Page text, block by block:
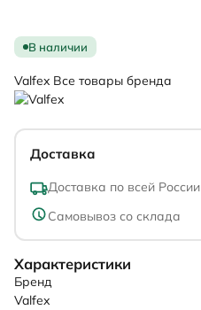
В наличии
Valfex Все товары бренда
Доставка
Доставка по всей России
Самовывоз со склада
Характеристики
Бренд
Valfex